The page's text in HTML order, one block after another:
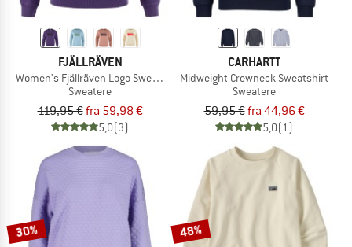
FJÄLLRÄVEN
Women's Fjällräven Logo Sweater
Sweatere
119,95 €fra 59,98 €
5,0(3)
CARHARTT
Midweight Crewneck Sweatshirt
Sweatere
59,95 €fra 44,96 €
5,0(1)
30% 48%